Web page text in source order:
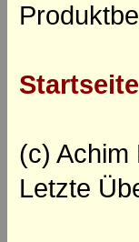
Startseite
(c) Achim
Letzte